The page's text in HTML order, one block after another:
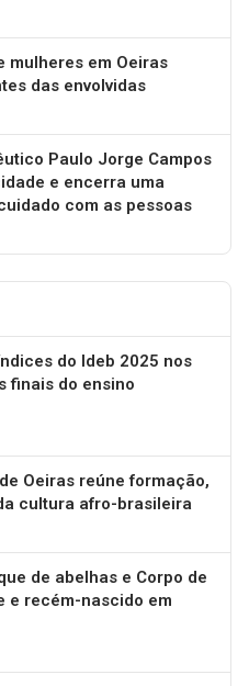
mulheres em Oeiras
das envolvidas
Paulo Jorge Campos
e encerra uma
com as pessoas
do Ideb 2025 nos
finais do ensino
Oeiras reúne formação,
cultura afro-brasileira
de abelhas e Corpo de
e recém-nascido em